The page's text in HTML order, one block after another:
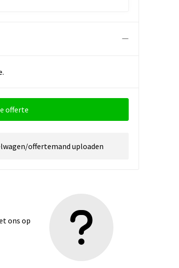
offerte
offertemand uploaden
ons op